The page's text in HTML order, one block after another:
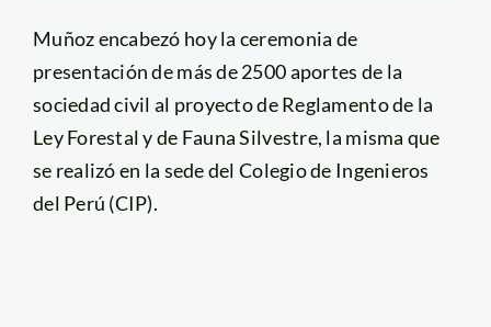
Muñoz encabezó hoy la ceremonia de
presentación de más de 2500 aportes de la
sociedad civil al proyecto de Reglamento de la
Ley Forestal y de Fauna Silvestre, la misma que
se realizó en la sede del Colegio de Ingenieros
del Perú (CIP).